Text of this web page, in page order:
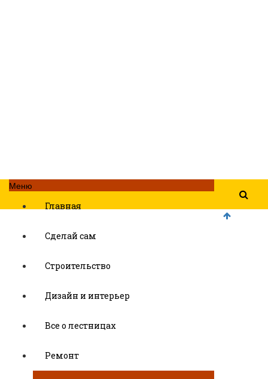
Меню
Главная
Сделай сам
Строительство
Дизайн и интерьер
Все о лестницах
Ремонт